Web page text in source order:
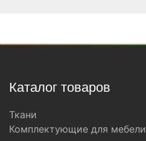
Каталог товаров
Ткани
Комплектующие для мебели